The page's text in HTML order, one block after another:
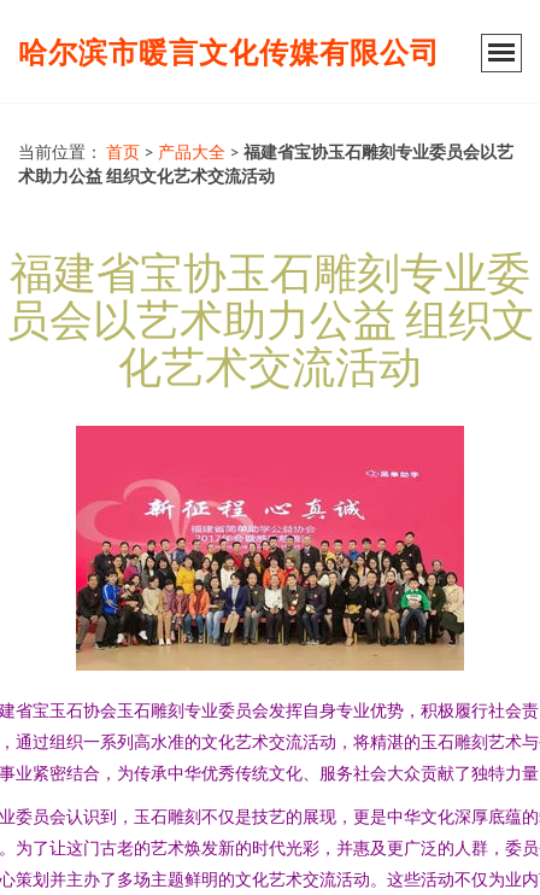
哈尔滨市暖言文化传媒有限公司
当前位置： 首页 > 产品大全 > 福建省宝协玉石雕刻专业委员会以艺
术助力公益 组织文化艺术交流活动
福建省宝协玉石雕刻专业委
员会以艺术助力公益 组织文
化艺术交流活动
省宝玉石协会玉石雕刻专业委员会发挥自身专业优势，积极履行社会责
通过组织一系列高水准的文化艺术交流活动，将精湛的玉石雕刻艺术
业紧密结合，为传承中华优秀传统文化、服务社会大众贡献了独特力
委员会认识到，玉石雕刻不仅是技艺的展现，更是中华文化深厚底蕴
为了让这门古老的艺术焕发新的时代光彩，并惠及更广泛的人群，委
策划并主办了多场主题鲜明的文化艺术交流活动。这些活动不仅为业